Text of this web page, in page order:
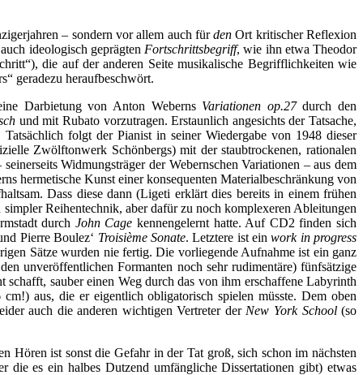
– sondern vor allem auch fürden Ort kritischer Reflexion
ideologisch geprägten Fortschrittsbegriff, wie ihn etwa Theodor
die auf der anderen Seite musikalische Begrifflichkeiten wie
geradezu heraufbeschwört.
Darbietung von Anton Weberns Variationen op.27durch den
und mit Rubato vorzutragen. Erstaunlich angesichts der Tatsache,
folgt der Pianist in seiner Wiedergabe von 1948 dieser
Zwölftonwerk Schönbergs) mit der staubtrockenen, rationalen
Widmungsträger der Webernschen Variationen – aus dem
hermetische Kunst einer konsequenten Materialbeschränkung von
Dass diese dann (Ligeti erklärt dies bereits in einem frühen
Reihentechnik, aber dafür zu noch komplexeren Ableitungen
durch John Cage kennengelernt hatte. Auf CD2 finden sich
Pierre Boulez‘ Troisième Sonate. Letztere ist einwork in progress
Sätze wurden nie fertig. Die vorliegende Aufnahme ist ein ganz
unveröffentlichen Formanten noch sehr rudimentäre) fünfsätzige
sauber einen Weg durch das von ihm erschaffene Labyrinth
aus, die er eigentlich obligatorisch spielen müsste. Dem oben
auch die anderen wichtigen Vertreter der New York School(so
Hören ist sonst die Gefahr in der Tat groß, sich schon im nächsten
es ein halbes Dutzend umfängliche Dissertationen gibt) etwas